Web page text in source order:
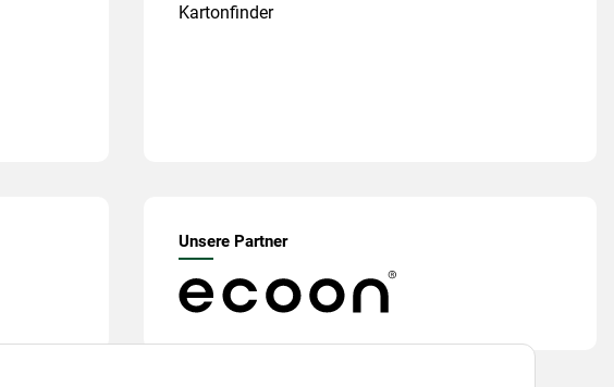
Kartonfinder
Unsere Partner